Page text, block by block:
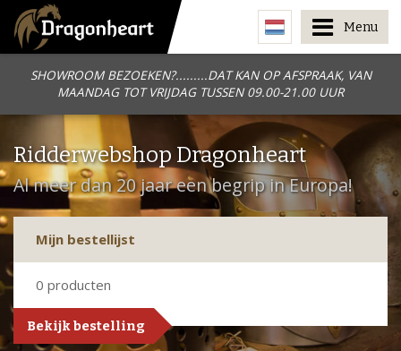
SHOWROOM BEZOEKEN?.........DAT KAN OP AFSPRAAK, VAN
MAANDAG TOT VRIJDAG TUSSEN 09.00-21.00 UUR
Menu
Ridderwebshop Dragonheart
Al meer dan 20 jaar een begrip in Europa!
Mijn bestellijst
0 producten
Bekijk bestelling